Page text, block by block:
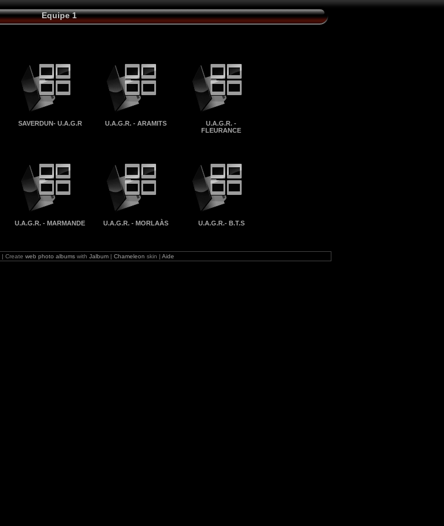
Equipe 1
SAVERDUN- U.A.G.R U.A.G.R. - ARAMITS
U.A.G.R. -
FLEURANCE
U.A.G.R. - MARMANDE U.A.G.R. - MORLAÀS U.A.G.R.- B.T.S
| Create web photo albums with Jalbum | Chameleon skin | Aide